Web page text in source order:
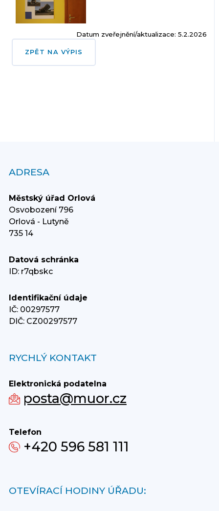
Datum zveřejnění/aktualizace: 5.2.2026
ZPĚT NA VÝPIS
ADRESA
Městský úřad Orlová
Osvobození 796
Orlová - Lutyně
735 14
Datová schránka
ID: r7qbskc
Identifikační údaje
IČ: 00297577
DIČ: CZ00297577
RYCHLÝ KONTAKT
Elektronická podatelna
posta@muor.cz
Telefon
+420 596 581 111
OTEVÍRACÍ HODINY ÚŘADU: